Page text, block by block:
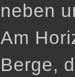
neben
Am
Berge,